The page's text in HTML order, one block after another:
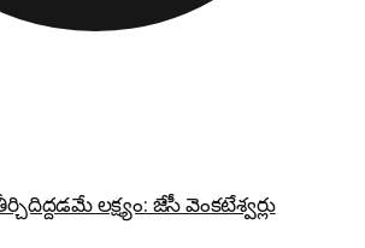
లక్ష్యం: జేసీ వెంకటేశ్వర్లు